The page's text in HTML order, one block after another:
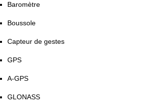
Baromètre
Boussole
Capteur de gestes
GPS
A-GPS
GLONASS